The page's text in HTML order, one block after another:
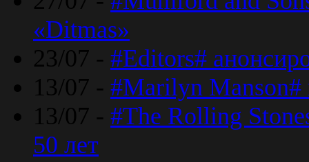
«Ditmas»
23/07 - #Editors#
13/07 - #Marilyn Manson#
13/07 - #The Rolling
50 лет